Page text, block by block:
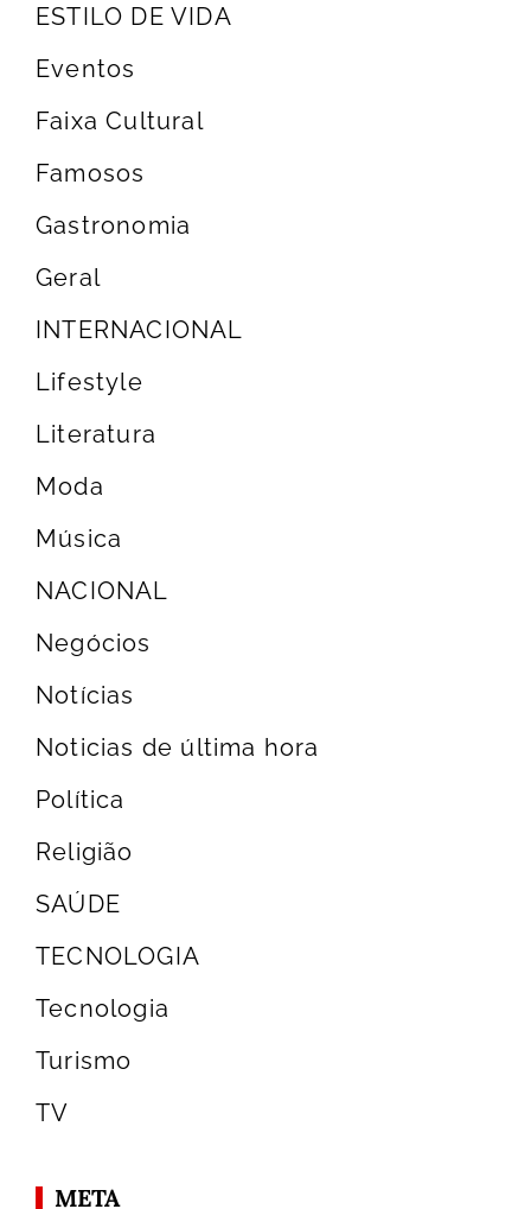
ESTILO DE VIDA
Eventos
Faixa Cultural
Famosos
Gastronomia
Geral
INTERNACIONAL
Lifestyle
Literatura
Moda
Música
NACIONAL
Negócios
Notícias
Noticias de última hora
Política
Religião
SAÚDE
TECNOLOGIA
Tecnologia
Turismo
TV
META